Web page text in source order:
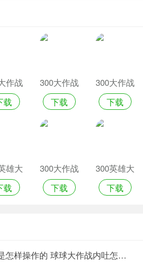
作战
版
载
300大作战
云游戏免费
下载
300大作战
手游官网版
下载
雄大
卓版
载
300大作战
跳跃网站版
下载
300英雄大
作战手机版
下载
球球大作战内吐是怎样操作的 球球大作战内吐怎么操作